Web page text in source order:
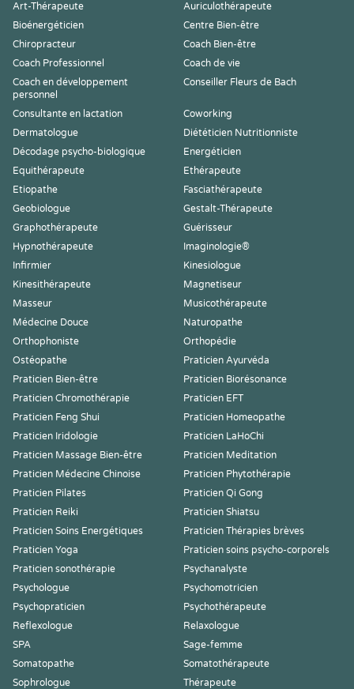
Art-Thérapeute
Auriculothérapeute
Bioénergéticien
Centre Bien-être
Chiropracteur
Coach Bien-être
Coach Professionnel
Coach de vie
Coach en développement
personnel
Conseiller Fleurs de Bach
Consultante en lactation
Coworking
Dermatologue
Diététicien Nutritionniste
Décodage psycho-biologique
Energéticien
Equithérapeute
Ethérapeute
Etiopathe
Fasciathérapeute
Geobiologue
Gestalt-Thérapeute
Graphothérapeute
Guérisseur
Hypnothérapeute
Imaginologie®
Infirmier
Kinesiologue
Kinesithérapeute
Magnetiseur
Masseur
Musicothérapeute
Médecine Douce
Naturopathe
Orthophoniste
Orthopédie
Ostéopathe
Praticien Ayurvéda
Praticien Bien-être
Praticien Biorésonance
Praticien Chromothérapie
Praticien EFT
Praticien Feng Shui
Praticien Homeopathe
Praticien Iridologie
Praticien LaHoChi
Praticien Massage Bien-être
Praticien Meditation
Praticien Médecine Chinoise
Praticien Phytothérapie
Praticien Pilates
Praticien Qi Gong
Praticien Reiki
Praticien Shiatsu
Praticien Soins Energétiques
Praticien Thérapies brèves
Praticien Yoga
Praticien soins psycho-corporels
Praticien sonothérapie
Psychanalyste
Psychologue
Psychomotricien
Psychopraticien
Psychothérapeute
Reflexologue
Relaxologue
SPA
Sage-femme
Somatopathe
Somatothérapeute
Sophrologue
Thérapeute